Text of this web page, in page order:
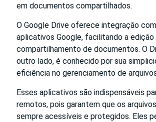
em documentos compartilhados.
O Google Drive oferece integração
aplicativos Google, facilitando a edição
compartilhamento de documentos. O
outro lado, é conhecido por sua
eficiência no gerenciamento de
Esses aplicativos são indispensáveis
remotos, pois garantem que os
sempre acessíveis e protegidos. Eles